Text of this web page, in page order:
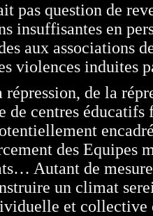
pas question de
insuffisantes en
aux associations
violences induites
de la
de centres éducatifs
des Equipes
Autant de
un climat
et collective